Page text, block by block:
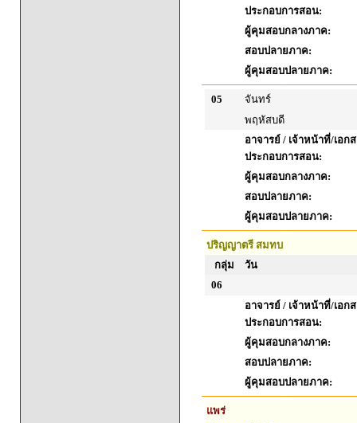
ประกอบการสอน:
ผู้คุมสอบกลางภาค:
สอบปลายภาค:
ผู้คุมสอบปลายภาค:
05
จันทร์
พฤหัสบดี
อาจารย์ / เจ้าหน้าที่/เอก
ประกอบการสอน:
ผู้คุมสอบกลางภาค:
สอบปลายภาค:
ผู้คุมสอบปลายภาค:
ปริญญาตรี สมทบ
กลุ่ม
วัน
06
อาจารย์ / เจ้าหน้าที่/เอก
ประกอบการสอน:
ผู้คุมสอบกลางภาค:
สอบปลายภาค:
ผู้คุมสอบปลายภาค:
แพร่